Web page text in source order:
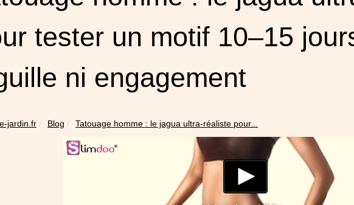
tester un motif 10–15
ni engagement
jardin.fr Blog Tatouage homme : le jagua ultra‑réaliste pour...